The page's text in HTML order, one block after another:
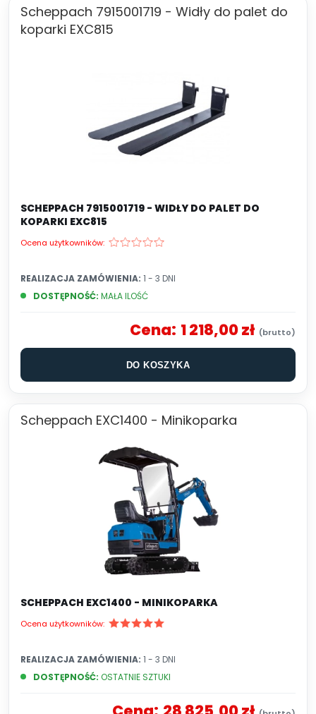
Scheppach 7915001719 - Widły do palet do
koparki EXC815
SCHEPPACH 7915001719 - WIDŁY DO PALET DO
KOPARKI EXC815
Ocena użytkowników:
DOSTĘPNOŚĆ: MAŁA ILOŚĆ
REALIZACJA ZAMÓWIENIA: 1 - 3 DNI
Cena: 1 218,00 zł
DO KOSZYKA
Scheppach EXC1400 - Minikoparka
SCHEPPACH EXC1400 - MINIKOPARKA
Ocena użytkowników:
DOSTĘPNOŚĆ: OSTATNIE SZTUKI
REALIZACJA ZAMÓWIENIA: 1 - 3 DNI